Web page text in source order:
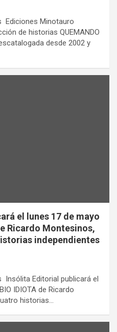
Ediciones Minotauro
de historias QUEMANDO
desde 2002 y
el lunes 17 de mayo
Ricardo Montesinos,
independientes
Editorial publicará el
IDIOTA de Ricardo
historias…